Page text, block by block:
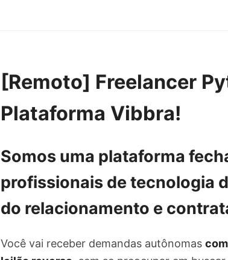
[Remoto] Freelancer
Plataforma Vibbra!
Somos uma plataforma
profissionais de tecnologia
do relacionamento e
Você vai receber demandas autônomas